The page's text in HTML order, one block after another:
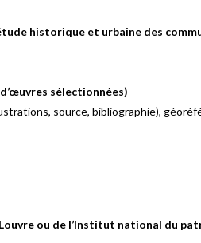
historique et urbaine des
sélectionnées)
source, bibliographie),
ou de l’Institut national du